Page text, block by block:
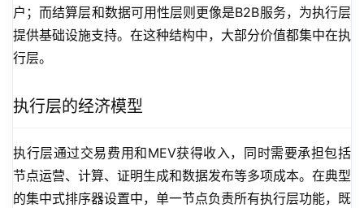
户；而结算层和数据可用性层则更像是B2B服务，为执行层
提供基础设施支持。在这种结构中，大部分价值都集中在执
行层。
执行层的经济模型
执行层通过交易费用和MEV获得收入，同时需要承担包括
节点运营、计算、证明生成和数据发布等多项成本。在典型
的集中式排序器设置中，单一节点负责所有执行层功能，既